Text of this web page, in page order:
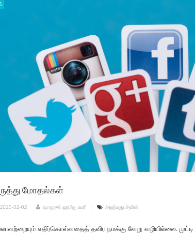
மோதல்கள்
2020-02-02 ஷாஹுல் ஹமீது உமரீ அஹ்மது அமீன்
எதிர்கொள்வதைத் தவிர நமக்கு வேறு வழியில்லை.